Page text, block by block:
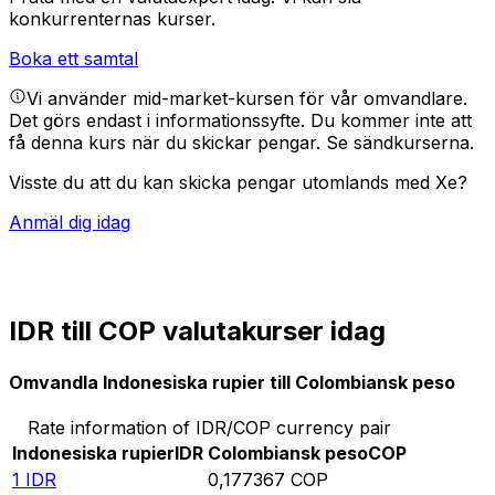
konkurrenternas kurser.
Boka ett samtal
Vi använder mid-market-kursen för vår omvandlare.
Det görs endast i informationssyfte. Du kommer inte att
få denna kurs när du skickar pengar. Se sändkurserna.
Visste du att du kan skicka pengar utomlands med Xe?
Anmäl dig idag
IDR till COP valutakurser idag
Omvandla Indonesiska rupier till Colombiansk peso
Rate information of IDR/COP currency pair
Indonesiska rupierIDR Colombiansk pesoCOP
1 IDR 0,177367 COP